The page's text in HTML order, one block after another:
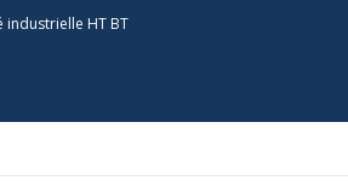
HT BT